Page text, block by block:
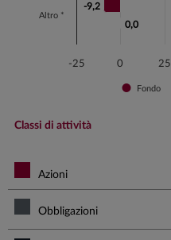
-9,2
-9,2
0,0
0,0
0
-25 25
Fondo
Altro *
End of interactive chart.
Classi di attività
Azioni
Obbligazioni